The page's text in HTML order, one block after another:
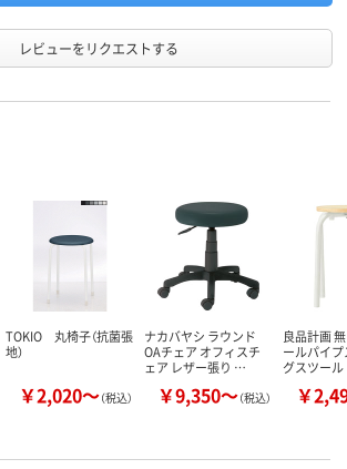
レビューをリクエストする
TOKIO 丸椅子（抗菌張
地）
￥2,020～（税込）
ナカバヤシ ラウンド
OAチェア オフィスチ
ェア レザー張り …
￥9,350～（税込）
良品計画
ールパイ
グスツール
￥